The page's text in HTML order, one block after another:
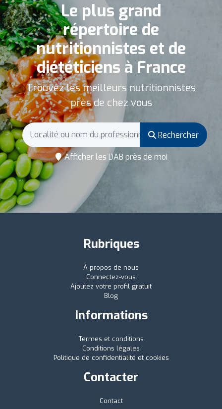
Le plus grand
répertoire de
nutritionnistes et de
diététiciens à France
Trouvez les meilleurs nutritionnistes
près de chez vous
Rechercher
Afficher les DAB près de moi
Rubriques
À propos de nous
Connectez-vous
Ajoutez votre profil gratuit
Blog
Informations
Termes et conditions
Conditions légales
Politique de confidentialité et cookies
Contacter
Contact